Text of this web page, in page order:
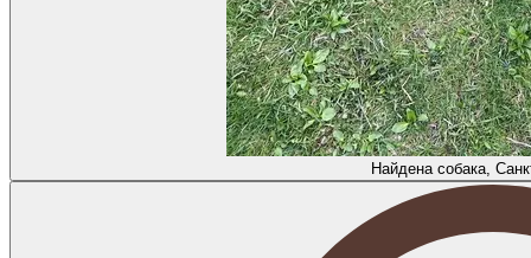
Найдена собака,